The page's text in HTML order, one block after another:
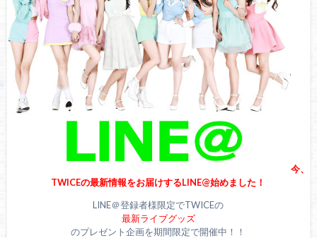
オンラインライブ『Beyond LIVE – TWICE : World in A Day』
に座って参加したTWICE(トゥワイス)ジョンヨンに心配の声
が多数寄せられる！今後の活動に影響は？【SNSで話題】
今、
TWICEの最新情報をお届けするLINE@始めました！
LINE＠登録者様限定でTWICEの
最新ライブグッズ
のプレゼント企画を期間限定で開催中！！